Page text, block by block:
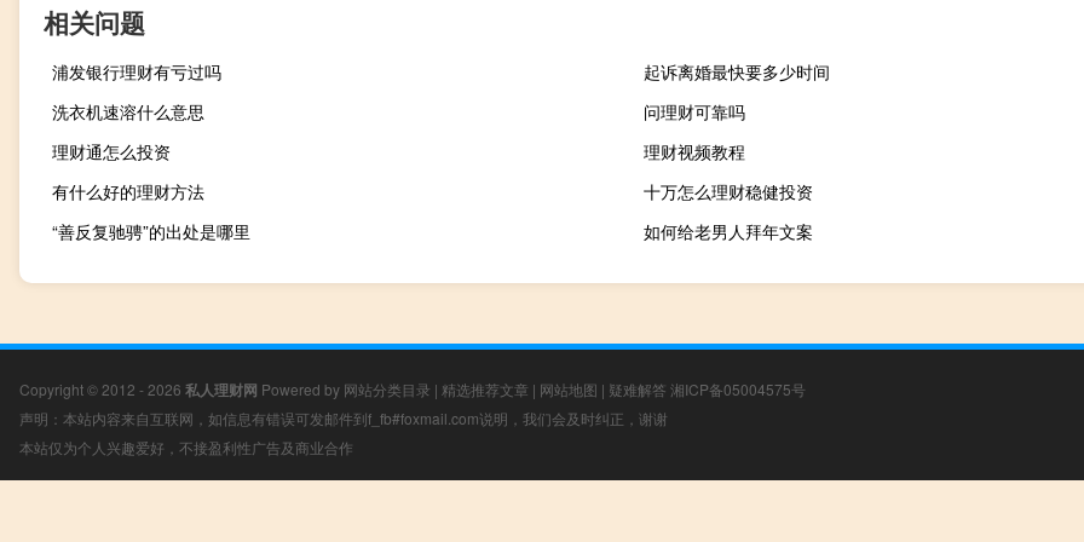
相关问题
浦发银行理财有亏过吗
起诉离婚最快要多少时间
洗衣机速溶什么意思
问理财可靠吗
理财通怎么投资
理财视频教程
有什么好的理财方法
十万怎么理财稳健投资
“善反复驰骋”的出处是哪里
如何给老男人拜年文案
Copyright © 2012 - 2026 私人理财网 Powered by 网站分类目录 | 精选推荐文章 | 网站地图 | 疑难解答 湘ICP备05004575号
声明：本站内容来自互联网，如信息有错误可发邮件到f_fb#foxmail.com说明，我们会及时纠正，谢谢
本站仅为个人兴趣爱好，不接盈利性广告及商业合作